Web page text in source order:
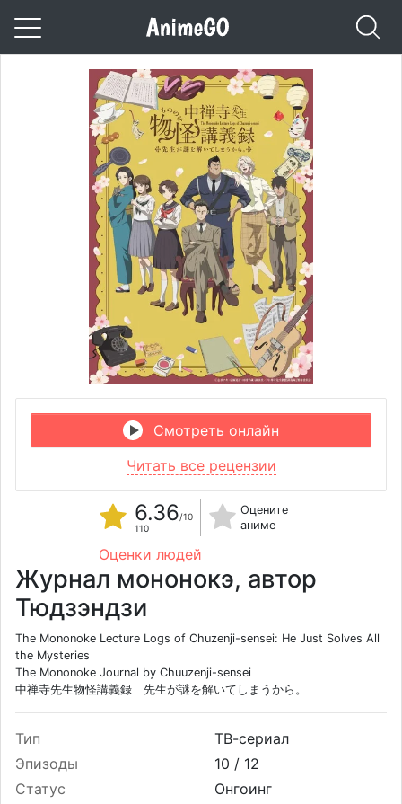
Смотреть онлайн
Читать все рецензии
6.36/10
110
Оцените
аниме
Оценки людей
Журнал мононокэ, автор
Тюдзэндзи
The Mononoke Lecture Logs of Chuzenji-sensei: He Just Solves All
the Mysteries
The Mononoke Journal by Chuuzenji-sensei
中禅寺先生物怪講義録 先生が謎を解いてしまうから。
Тип
ТВ-сериал
Эпизоды
10 / 12
Статус
Онгоинг